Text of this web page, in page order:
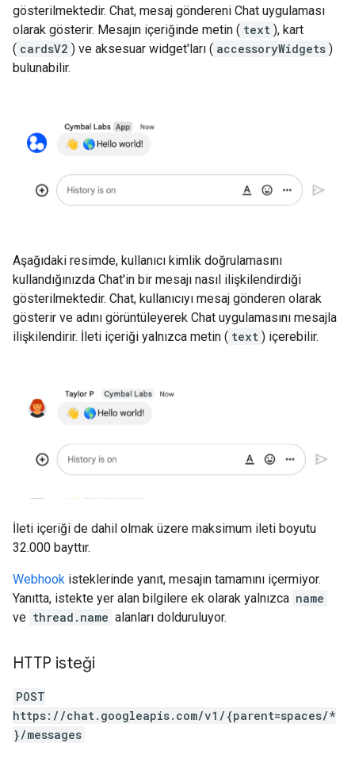
gösterilmektedir. Chat, mesaj göndereni Chat uygulaması
olarak gösterir. Mesajın içeriğinde metin ( text ), kart
( cardsV2 ) ve aksesuar widget'ları ( accessoryWidgets )
bulunabilir.
Aşağıdaki resimde, kullanıcı kimlik doğrulamasını
kullandığınızda Chat'in bir mesajı nasıl ilişkilendirdiği
gösterilmektedir. Chat, kullanıcıyı mesaj gönderen olarak
gösterir ve adını görüntüleyerek Chat uygulamasını mesajla
ilişkilendirir. İleti içeriği yalnızca metin ( text ) içerebilir.
İleti içeriği de dahil olmak üzere maksimum ileti boyutu
32.000 bayttır.
Webhook isteklerinde yanıt, mesajın tamamını içermiyor.
Yanıtta, istekte yer alan bilgilere ek olarak yalnızca name
ve thread.name alanları dolduruluyor.
HTTP isteği
POST
https://chat.googleapis.com/v1/{parent=spaces/*
}/messages